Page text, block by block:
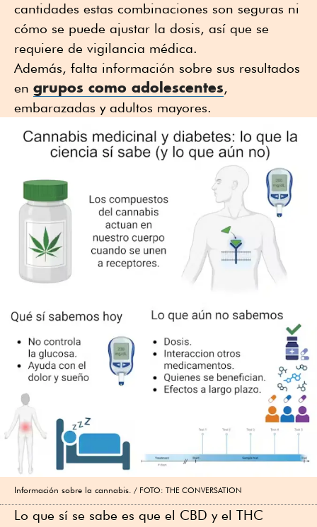
cantidades estas combinaciones son seguras ni
cómo se puede ajustar la dosis, así que se
requiere de vigilancia médica.
Además, falta información sobre sus resultados
en grupos como adolescentes,
embarazadas y adultos mayores.
Información sobre la cannabis. FOTO: THE CONVERSATION
Lo que sí se sabe es que el CBD y el THC